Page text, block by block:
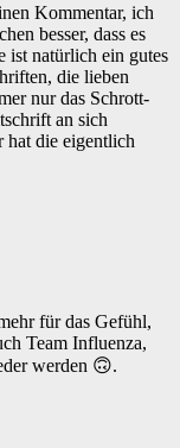
Kommentar, ich
besser, dass es
ist natürlich ein gutes
die lieben
nur das Schrott-
an sich
die eigentlich
für das Gefühl,
Team Influenza,
werden 🙃.